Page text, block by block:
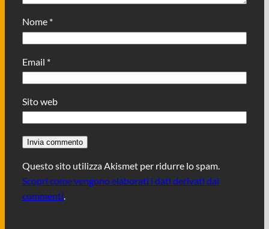
Nome *
Email *
Sito web
Questo sito utilizza Akismet per ridurre lo spam.
Scopri come vengono elaborati i dati derivati dai
commenti.